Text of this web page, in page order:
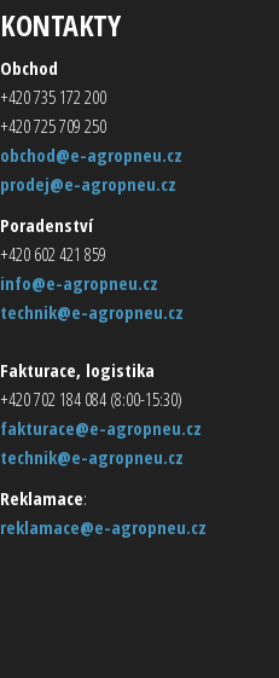
KONTAKTY
Obchod
+420 735 172 200
+420 725 709 250
obchod@e-agropneu.cz
prodej@e-agropneu.cz
Poradenství
+420 602 421 859
info@e-agropneu.cz
technik@e-agropneu.cz
Fakturace, logistika
+420 702 184 084 (8:00-15:30)
fakturace@e-agropneu.cz
technik@e-agropneu.cz
Reklamace:
reklamace@e-agropneu.cz